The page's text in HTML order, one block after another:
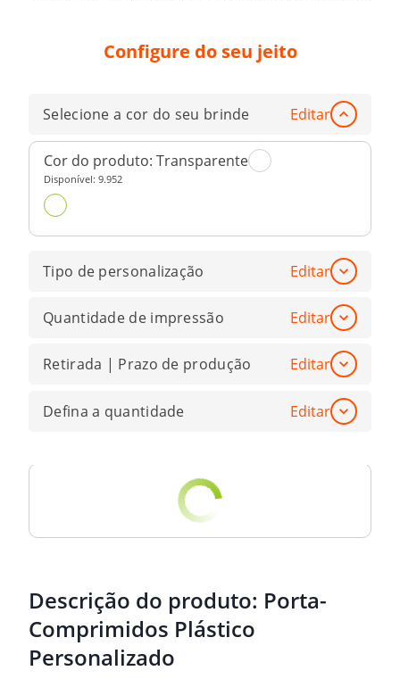
Configure do seu jeito
Selecione a cor do seu brinde Editar
Cor do produto: Transparente
Disponível: 9.952
Tipo de personalização Editar
Quantidade de impressão Editar
Retirada | Prazo de produção Editar
Defina a quantidade Editar
Descrição do produto: Porta-
Comprimidos Plástico
Personalizado